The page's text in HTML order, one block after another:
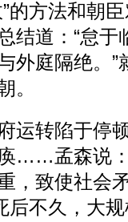
的方法和朝
结道：“怠于
外庭隔绝。”
。
运转陷于停
……孟森说
，致使社会
后不久，大